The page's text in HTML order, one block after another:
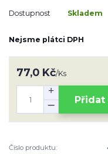
Dostupnost Skladem
Nejsme plátci DPH
77,0 Kč/Ks
Přidat
Číslo produktu: